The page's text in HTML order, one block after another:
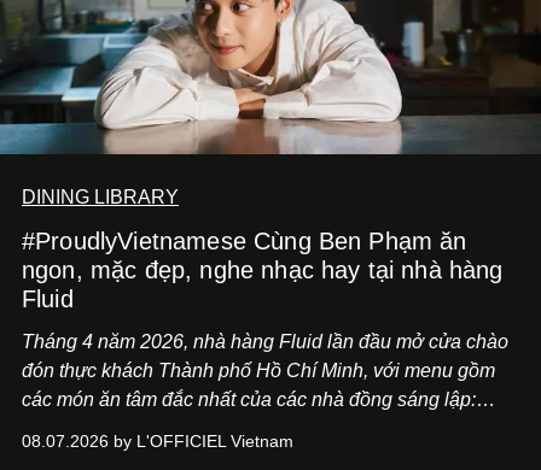
DINING LIBRARY
#ProudlyVietnamese Cùng Ben Phạm ăn
ngon, mặc đẹp, nghe nhạc hay tại nhà hàng
Fluid
Tháng 4 năm 2026, nhà hàng Fluid lần đầu mở cửa chào
đón thực khách Thành phố Hồ Chí Minh, với menu gồm
các món ăn tâm đắc nhất của các nhà đồng sáng lập:
món ăn đa dạng từ Á đến Âu nhanh chóng được yêu thích
08.07.2026 by L'OFFICIEL Vietnam